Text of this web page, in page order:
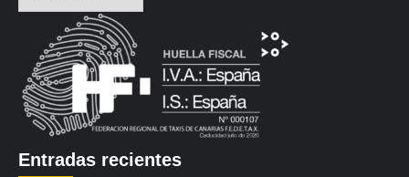
Entradas recientes